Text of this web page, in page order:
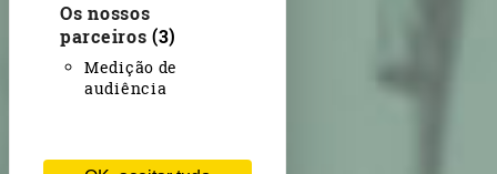
Os nossos
parceiros (3)
Medição de
audiência